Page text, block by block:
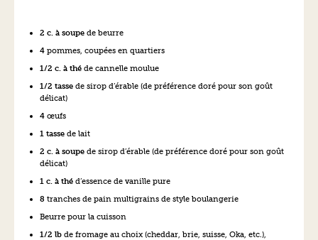
2 c. à soupe de beurre
4 pommes, coupées en quartiers
1/2 c. à thé de cannelle moulue
1/2 tasse de sirop d’érable (de préférence doré pour son goût
délicat)
4 œufs
1 tasse de lait
2 c. à soupe de sirop d’érable (de préférence doré pour son goût
délicat)
1 c. à thé d’essence de vanille pure
8 tranches de pain multigrains de style boulangerie
Beurre pour la cuisson
1/2 lb de fromage au choix (cheddar, brie, suisse, Oka, etc.),